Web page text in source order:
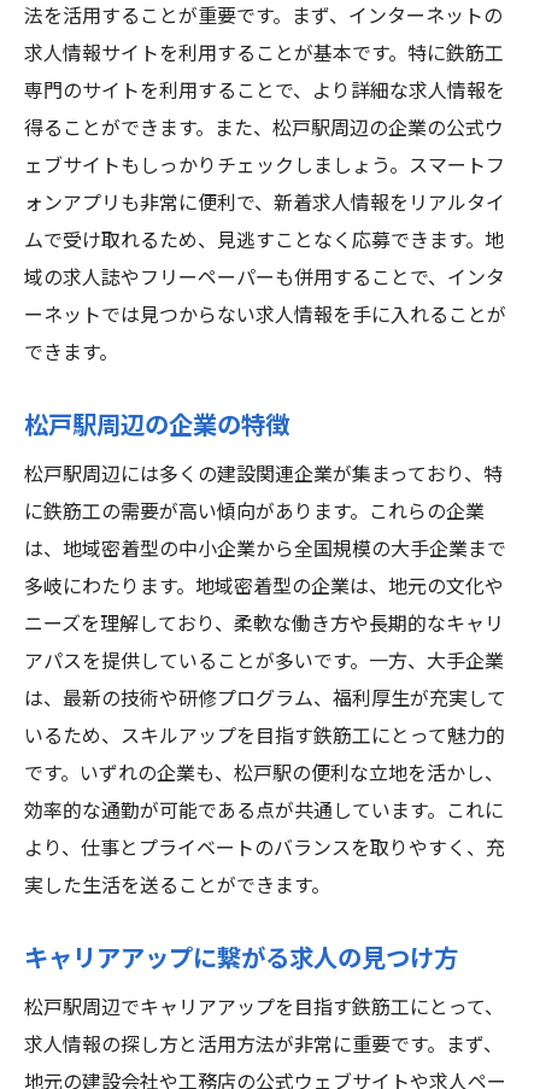
法を活用することが重要です。まず、インターネットの
求人情報サイトを利用することが基本です。特に鉄筋工
専門のサイトを利用することで、より詳細な求人情報を
得ることができます。また、松戸駅周辺の企業の公式ウ
ェブサイトもしっかりチェックしましょう。スマートフ
ォンアプリも非常に便利で、新着求人情報をリアルタイ
ムで受け取れるため、見逃すことなく応募できます。地
域の求人誌やフリーペーパーも併用することで、インタ
ーネットでは見つからない求人情報を手に入れることが
できます。
松戸駅周辺の企業の特徴
松戸駅周辺には多くの建設関連企業が集まっており、特
に鉄筋工の需要が高い傾向があります。これらの企業
は、地域密着型の中小企業から全国規模の大手企業まで
多岐にわたります。地域密着型の企業は、地元の文化や
ニーズを理解しており、柔軟な働き方や長期的なキャリ
アパスを提供していることが多いです。一方、大手企業
は、最新の技術や研修プログラム、福利厚生が充実して
いるため、スキルアップを目指す鉄筋工にとって魅力的
です。いずれの企業も、松戸駅の便利な立地を活かし、
効率的な通勤が可能である点が共通しています。これに
より、仕事とプライベートのバランスを取りやすく、充
実した生活を送ることができます。
キャリアアップに繋がる求人の見つけ方
松戸駅周辺でキャリアアップを目指す鉄筋工にとって、
求人情報の探し方と活用方法が非常に重要です。まず、